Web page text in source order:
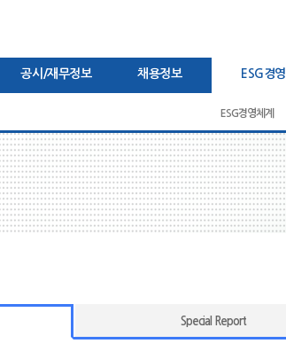
사업라인
공시/재무정보
재무상태표
채용정보
복지제도
ESG경영
ESG경영체계
그룹 브랜드 소개윤리헌장
Site Map
Special Report